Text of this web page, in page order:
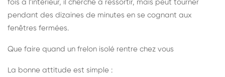
fois à l'intérieur, il cherche à ressortir, mais peut tourner
pendant des dizaines de minutes en se cognant aux
fenêtres fermées.
Que faire quand un frelon isolé rentre chez vous
La bonne attitude est simple :